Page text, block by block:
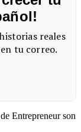
Entrepreneur son